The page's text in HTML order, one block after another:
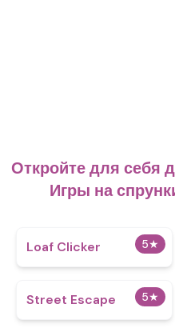
Откройте для себя
Игры на
5★
Loaf Clicker
5★
Street Escape